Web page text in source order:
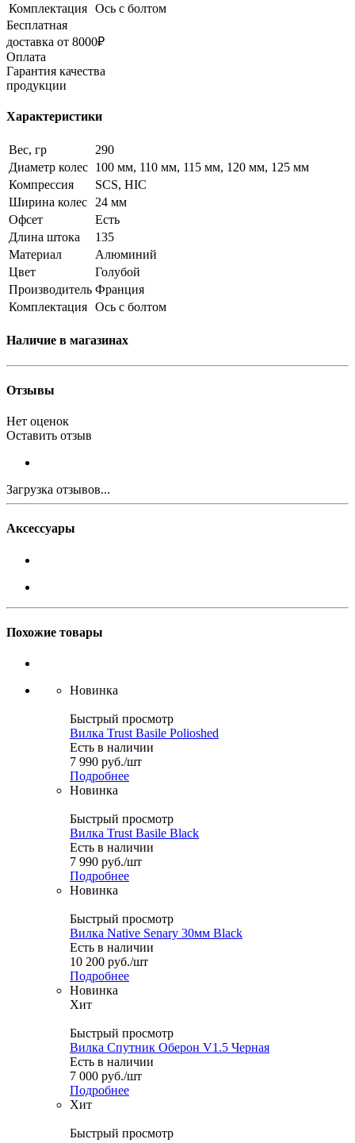
Комплектация Ось с болтом
Бесплатная
доставка от 8000₽
Оплата
Гарантия качества
продукции
Характеристики
Вес, гр
290
Диаметр колес 100 мм, 110 мм, 115 мм, 120 мм, 125 мм
Компрессия
SCS, HIC
Ширина колес
24 мм
Офсет
Есть
Длина штока
135
Материал
Алюминий
Цвет
Голубой
Производитель Франция
Комплектация Ось с болтом
Наличие в магазинах
Отзывы
Нет оценок
Оставить отзыв
Загрузка отзывов...
Аксессуары
Похожие товары
Новинка
Быстрый просмотр
Вилка Trust Basile Polioshed
Есть в наличии
7 990 руб./шт
Подробнее
Новинка
Быстрый просмотр
Вилка Trust Basile Black
Есть в наличии
7 990 руб./шт
Подробнее
Новинка
Быстрый просмотр
Вилка Native Senary 30мм Black
Есть в наличии
10 200 руб./шт
Подробнее
Новинка
Хит
Быстрый просмотр
Вилка Спутник Оберон V1.5 Черная
Есть в наличии
7 000 руб./шт
Подробнее
Хит
Быстрый просмотр